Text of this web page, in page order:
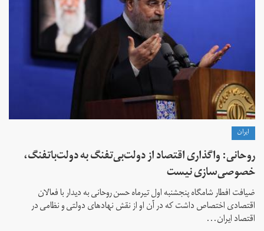
ايران
روحانی: واگذاری اقتصاد از دولت‌بی‌تفنگ به دولت‌باتفنگ،
خصوصی‌سازی نیست
ضیافت افطار شامگاه پنجشنبه اول تیرماه حسن روحانی به دیدار با فعالان
اقتصادی اختصاص داشت که در آن او از نقش‌ نهادهای دولتی و نظامی در
اقتصاد ایران...